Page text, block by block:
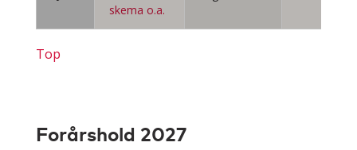
skema o.a.
Top
Forårshold 2027